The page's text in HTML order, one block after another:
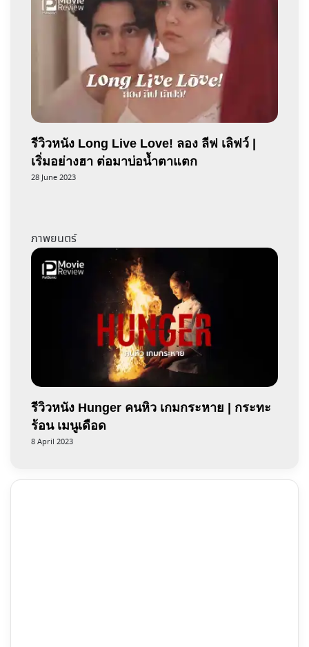
รีวิวหนัง Long Live Love! ลอง ลีฟ เลิฟว์ |
เริ่มอย่างฮา ต่อมาบ่อน้ำตาแตก
28 June 2023
ภาพยนตร์
รีวิวหนัง Hunger คนหิว เกมกระหาย | กระทะ
ร้อน เมนูเดือด
8 April 2023